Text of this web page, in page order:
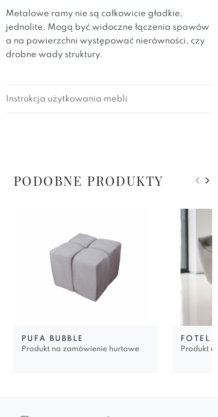
Metalowe ramy nie są całkowicie gładkie,
jednolite. Mogą być widoczne łączenia spawów
a na powierzchni występować nierówności, czy
drobne wady struktury.
Instrukcja użytkowania mebli
PODOBNE PRODUKTY
PUFA BUBBLE
Produkt na zamówienie hurtowe
FOTEL
Produkt